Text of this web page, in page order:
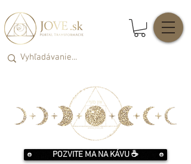
POZVITE MA NA KÁVU ☕️